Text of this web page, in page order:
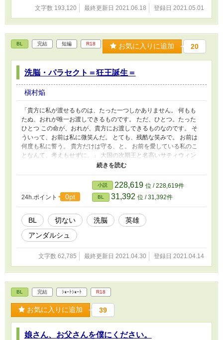
文字数 193,120 最終更新日 2021.06.18 登録日 2021.05.01
BL 完結 短編 R18 お気に入りに追加 20
洗脳・パラセクト＝狂王誕生＝
槇村焔
「貴方に私が渡せるものは、たった一つしかありません。 何もも
たぬ、おれが唯一お渡しできるものです。 ただ、ひとつ。たった
ひとつ この命が、おれが、貴方にお渡しできるものなのです。 そ
ういって、お前は私に微笑んだ。 とても、残酷な笑みで。 お前は
何度も私に誓う。 貴方だけは守る、と。 お前を愛している私のこ
となんて、考えもせずに。」 大国の次期王と名高いサティウィン
は、罪人でありコロッシアムの英雄ナトルシュカを愛していた。
分の違いから想いはすれ違い…。 どんなことがあろうとナトシュ
ルカを愛そうとするサティウィン。 そして、どんなことがあろう
とサティウィンを守ろうとするナトルシュカ。 そんな二人の前
に、ある日悲劇が… プロローグストーリー。 R18。残酷描写有
り。苦手な方はご注意を。 本編はハッピーエンド予定。このお話
はプロローグストーリーになります。
24h.ポイント 0pt
小説 228,619 位 / 228,619件
BL 31,392 位 / 31,392件
BL 切ない 洗脳
英雄
アンダルシュ
文字数 62,785 最終更新日 2021.04.30 登録日 2021.04.14
BL 完結 ｼｮｰﾄｼｮｰﾄ R18
お気に入りに追加 39
娘さん、お父さんを僕にください。